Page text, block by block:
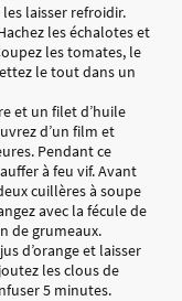
laisser refroidir.
les échalotes et
les tomates, le
le tout dans un
et un filet d’huile
d’un film et
Pendant ce
à feu vif. Avant
cuillères à soupe
avec la fécule de
de grumeaux.
d’orange et laisser
les clous de
5 minutes.